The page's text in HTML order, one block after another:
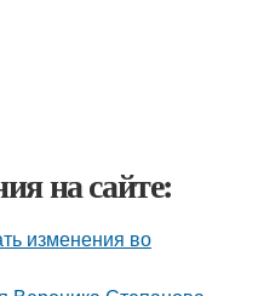
на сайте:
изменения во